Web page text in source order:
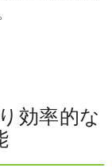
効率的な